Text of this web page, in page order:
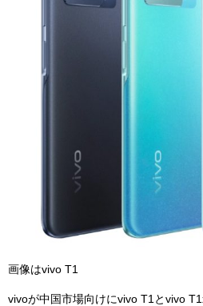
画像はvivo T1
vivoが中国市場向けにvivo T1とvivo